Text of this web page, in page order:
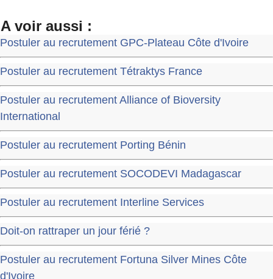
A voir aussi :
Postuler au recrutement GPC-Plateau Côte d'Ivoire
Postuler au recrutement Tétraktys France
Postuler au recrutement Alliance of Bioversity
International
Postuler au recrutement Porting Bénin
Postuler au recrutement SOCODEVI Madagascar
Postuler au recrutement Interline Services
Doit-on rattraper un jour férié ?
Postuler au recrutement Fortuna Silver Mines Côte
d'Ivoire